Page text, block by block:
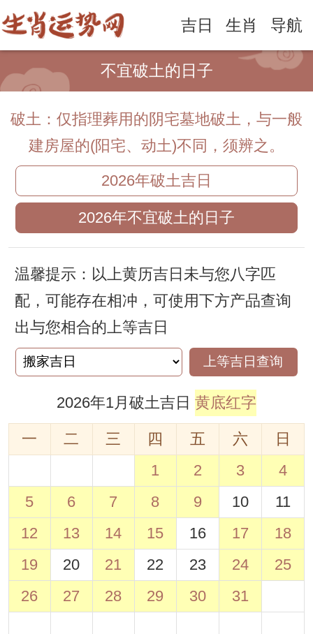
吉日 生肖 导航
不宜破土的日子
破土：仅指理葬用的阴宅墓地破土，与一般
建房屋的(阳宅、动土)不同，须辨之。
2026年破土吉日
2026年不宜破土的日子
温馨提示：以上黄历吉日未与您八字匹
配，可能存在相冲，可使用下方产品查询
出与您相合的上等吉日
上等吉日查询
2026年1月破土吉日 黄底红字
一 二 三 四 五 六
日
1
2 3
4
5
6 7 8 9 10
11
12
13 14 15 16 17
18
19
20 21 22 23 24
25
26
27 28 29 30 31